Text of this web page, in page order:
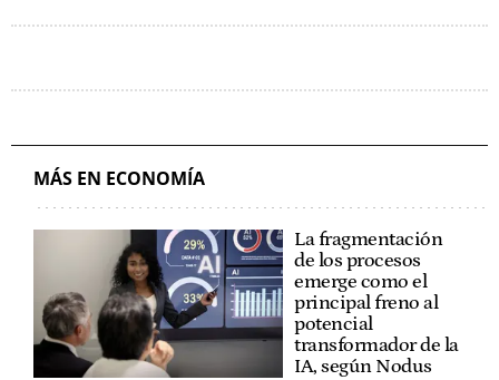
MÁS EN ECONOMÍA
La fragmentación
de los procesos
emerge como el
principal freno al
potencial
transformador de la
IA, según Nodus